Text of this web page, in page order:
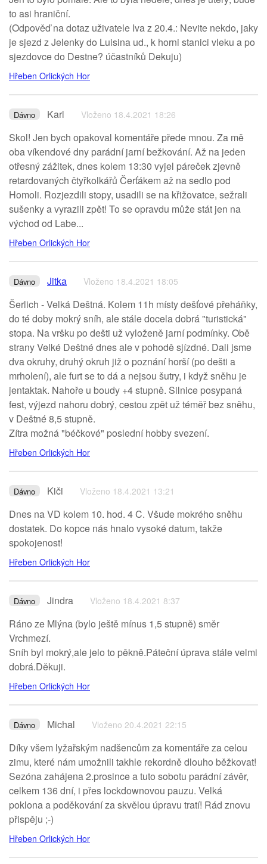
to asi hraniční.
(Odpověď na dotaz uživatele Iva z 20.4.: Nevite nekdo, jaky
je sjezd z Jelenky do Luisina ud., k horni stanici vleku a po
sjezdovce do Destne? účastníků Dekuju)
Hřeben Orlických Hor
Dávno Karl Vloženo 18.4.2021 18:26
Skol! Jen bych opakoval komentáře přede mnou. Za mě
oba víkendové dny parádní jarní bežkování. Až na jeden
otřesný zážitek, dnes kolem 13:30 vyjel páreček zjevně
retardovaných čtyřkolkářů Čerťákem až na sedlo pod
Homoli. Rozjezdili stopy, usadili se na křižovatce, sežrali
sušenky a vyrazili zpět! To se opravdu může stát jen na
východ od Labe...
Hřeben Orlických Hor
Dávno Jitka Vloženo 18.4.2021 18:05
Šerlich - Velká Deštná. Kolem 11h místy dešťové přeháňky,
do té doby mokrý sníh, ale stále docela dobrá "turistická"
stopa. Na vršku po dešti už vyloženě jarní podmínky. Obě
strany Velké Deštné dnes ale v pohodě sjízdné. Dali jsme
dva okruhy, druhý okruh již o poznání horší (po dešti a
mrholení), ale furt se to dá a nejsou šutry, i když sněhu je
jentaktak. Nahoře u boudy +4 stupně. Silnice posypaná
fest, výjezd nahoru dobrý, cestou zpět už téměř bez sněhu,
v Deštné 8,5 stupně.
Zítra možná "béčkové" poslední hobby svezení.
Hřeben Orlických Hor
Dávno Kiči Vloženo 18.4.2021 13:21
Dnes na VD kolem 10. hod. 4 C. Všude mokrého sněhu
dostatek. Do kopce nás hnalo vysoké datum, takže
spokojenost!
Hřeben Orlických Hor
Dávno Jindra Vloženo 18.4.2021 8:37
Ráno ze Mlýna (bylo ještě mínus 1,5 stupně) směr
Vrchmezí.
Sníh byl mokrý,ale jelo to pěkně.Páteční úprava stále velmi
dobrá.Děkuji.
Hřeben Orlických Hor
Dávno Michal Vloženo 20.4.2021 22:15
Díky všem lyžařským nadšencům za komentáře za celou
zimu, které nám umožnili takhle rekordně dlouho běžkovat!
Sezóna zahájena 2.prosince a tuto sobotu parádní závěr,
celkem 136 dní, i přes lockdownovou pauzu. Velká
poklona a poděkování za skvělou úpravu tratí! Rád znovu
přispěju ;-)
Hřeben Orlických Hor